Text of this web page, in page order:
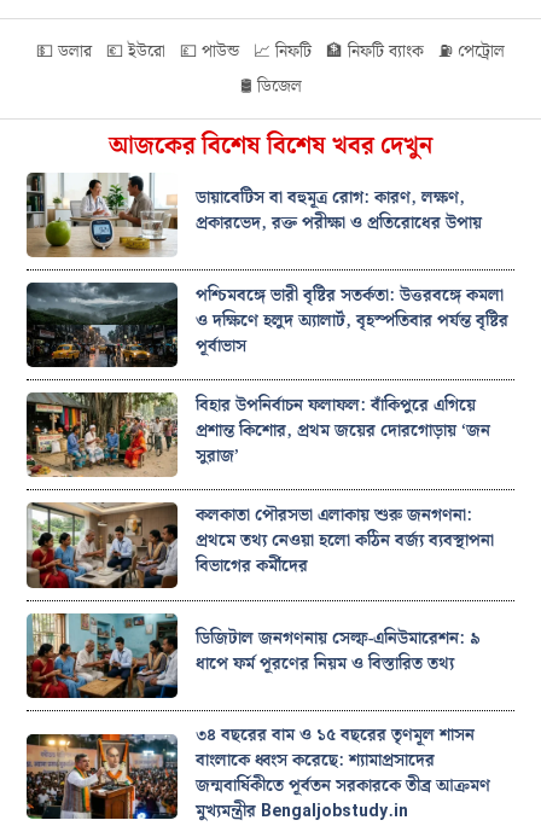
💵 ডলার 💶 ইউরো 💷 পাউন্ড 📈 নিফটি 🏦 নিফটি ব্যাংক ⛽ পেট্রোল
🛢️ ডিজেল
আজকের বিশেষ বিশেষ খবর দেখুন
ডায়াবেটিস বা বহুমূত্র রোগ: কারণ, লক্ষণ,
প্রকারভেদ, রক্ত পরীক্ষা ও প্রতিরোধের উপায়
পশ্চিমবঙ্গে ভারী বৃষ্টির সতর্কতা: উত্তরবঙ্গে কমলা
ও দক্ষিণে হলুদ অ্যালার্ট, বৃহস্পতিবার পর্যন্ত বৃষ্টির
পূর্বাভাস
বিহার উপনির্বাচন ফলাফল: বাঁকিপুরে এগিয়ে
প্রশান্ত কিশোর, প্রথম জয়ের দোরগোড়ায় ‘জন
সুরাজ’
কলকাতা পৌরসভা এলাকায় শুরু জনগণনা:
প্রথমে তথ্য নেওয়া হলো কঠিন বর্জ্য ব্যবস্থাপনা
বিভাগের কর্মীদের
ডিজিটাল জনগণনায় সেল্ফ-এনিউমারেশন: ৯
ধাপে ফর্ম পূরণের নিয়ম ও বিস্তারিত তথ্য
৩৪ বছরের বাম ও ১৫ বছরের তৃণমূল শাসন
বাংলাকে ধ্বংস করেছে: শ্যামাপ্রসাদের
জন্মবার্ষিকীতে পূর্বতন সরকারকে তীব্র আক্রমণ
মুখ্যমন্ত্রীর Bengaljobstudy.in